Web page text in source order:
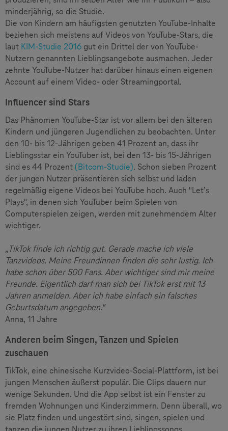
minderjährig, so die Studie.
Die von Kindern am häufigsten genutzten YouTube-Inhalte
beziehen sich meistens auf Videos von YouTube-Stars, die
laut KIM-Studie 2016 gut ein Drittel der von YouTube-
Nutzern genannten Lieblingsangebote ausmachen. Jeder
zehnte YouTube-Nutzer hat darüber hinaus einen eigenen
Account auf einem Video- oder Streamingportal.
Influencer sind Stars
Das Phänomen YouTube-Star ist vor allem bei den älteren
Kindern und jüngeren Jugendlichen zu beobachten. Unter
den 10- bis 12-Jährigen geben 41 Prozent an, dass ihr
Lieblingsstar ein YouTuber ist, bei den 13- bis 15-Jährigen
sind es 44 Prozent (Bitcom-Studie). Schon sieben Prozent
der jungen Nutzer präsentieren sich selbst und laden
regelmäßig eigene Videos bei YouTube hoch. Auch "Let’s
Plays", in denen sich YouTuber beim Spielen von
Computerspielen zeigen, werden mit zunehmendem Alter
wichtiger.
„TikTok finde ich richtig gut. Gerade mache ich viele
Tanzvideos. Meine Freundinnen finden die sehr lustig. Ich
habe schon über 500 Fans. Aber wichtiger sind mir meine
Freunde. Eigentlich darf man sich bei TikTok erst mit 13
Jahren anmelden. Aber ich habe einfach ein falsches
Geburtsdatum angegeben.“
Anna, 11 Jahre
Anderen beim Singen, Tanzen und Spielen
zuschauen
TikTok, eine chinesische Kurzvideo-Social-Plattform, ist bei
jungen Menschen äußerst populär. Die Clips dauern nur
wenige Sekunden. Und die App selbst ist ein Fenster zu
fremden Wohnungen und Kinderzimmern. Denn überall, wo
sie Platz finden und ungestört sind, singen, spielen und